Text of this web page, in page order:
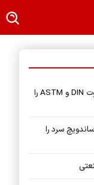
همه انکربولت‌ها استاندارد نیستند؛ تفاوت DIN و ASTM را
سرد را